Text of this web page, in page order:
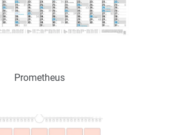
Prometheus
Verfügbar